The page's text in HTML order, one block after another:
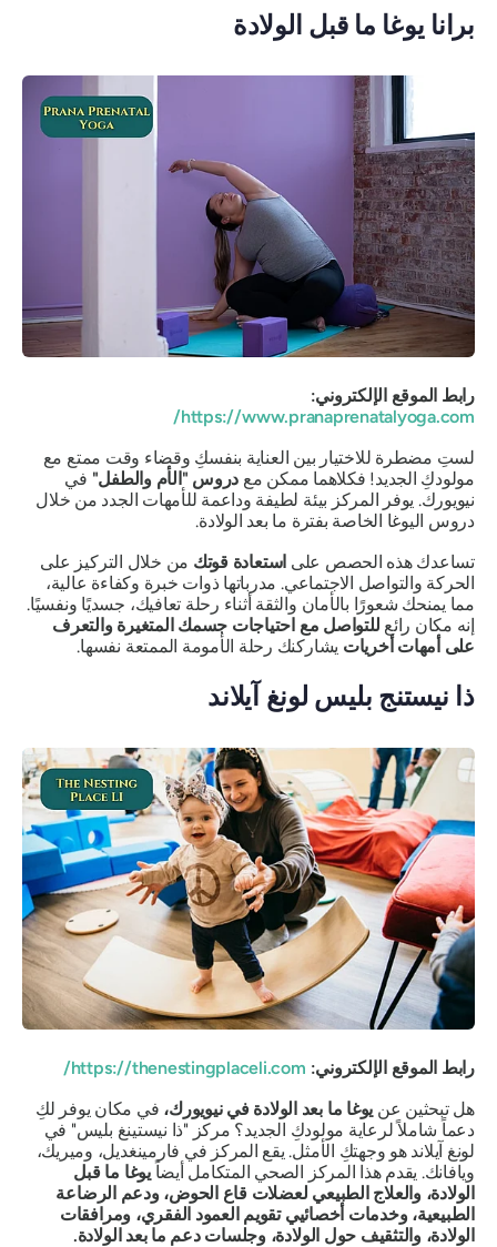
برانا يوغا ما قبل الولادة
رابط الموقع الإلكتروني:
https://www.pranaprenatalyoga.com/
لستِ مضطرة للاختيار بين العناية بنفسكِ وقضاء وقت ممتع مع
مولودكِ الجديد! فكلاهما ممكن معدروس "الأم والطفل"في
نيويورك. يوفر المركز بيئة لطيفة وداعمة للأمهات الجدد من خلال
دروس اليوغا الخاصة بفترة ما بعد الولادة.
تساعدك هذه الحصص علىاستعادة قوتكمن خلال التركيز على
الحركة والتواصل الاجتماعي. مدرباتها ذوات خبرة وكفاءة عالية،
مما يمنحك شعورًا بالأمان والثقة أثناء رحلة تعافيك، جسديًا ونفسيًا.
إنه مكان رائعللتواصل مع احتياجات جسمك المتغيرة والتعرف
على أمهات أخرياتيشاركنك رحلة الأمومة الممتعة نفسها.
ذا نيستنج بليس لونغ آيلاند
رابط الموقع الإلكتروني: https://thenestingplaceli.com/
هل تبحثين عنيوغا ما بعد الولادة في نيويورك،في مكان يوفر لكِ
دعماً شاملاً لرعاية مولودكِ الجديد؟ مركز "ذا نيستينغ بليس" في
لونغ آيلاند هو وجهتكِ الأمثل. يقع المركز في فارمينغديل، وميريك،
ويافانك. يقدم هذا المركز الصحي المتكامل أيضاًيوغا ما قبل
الولادة، والعلاج الطبيعي لعضلات قاع الحوض، ودعم الرضاعة
الطبيعية، وخدمات أخصائيي تقويم العمود الفقري، ومرافقات
الولادة، والتثقيف حول الولادة، وجلسات دعم ما بعد الولادة.